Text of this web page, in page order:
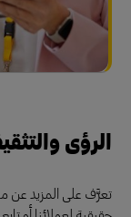
الرؤى